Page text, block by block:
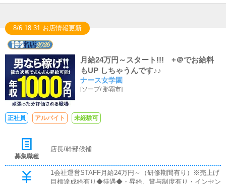
8/6 18:31 お店情報更新
月給24万円～スタート!!! +＠でお給料
もUP しちゃうんです♪♪
ナース女学園
[ソープ/那覇市]
正社員 アルバイト 未経験可
募集職種
店長/幹部候補
1会社運営STAFF月給24万円～（研修期間有り）※売上げ
目標達成給有り◆待遇◆・昇給、賞与制度有り・インセン